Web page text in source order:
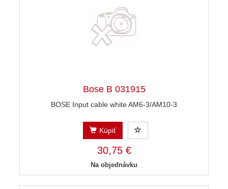
Bose B 031915
BOSE Input cable white AM6-3/AM10-3
Kúpiť
30,75 €
Na objednávku